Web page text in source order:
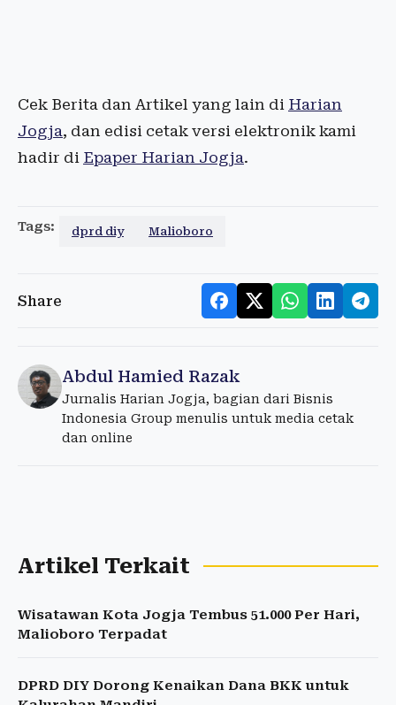
Cek Berita dan Artikel yang lain di Harian
Jogja, dan edisi cetak versi elektronik kami
hadir di Epaper Harian Jogja.
Tags: dprd diy Malioboro
Share
Abdul Hamied Razak
Jurnalis Harian Jogja, bagian dari Bisnis
Indonesia Group menulis untuk media cetak
dan online
Artikel Terkait
Wisatawan Kota Jogja Tembus 51.000 Per Hari,
Malioboro Terpadat
DPRD DIY Dorong Kenaikan Dana BKK untuk